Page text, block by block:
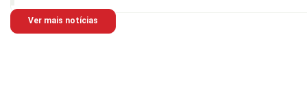
Ver mais notícias